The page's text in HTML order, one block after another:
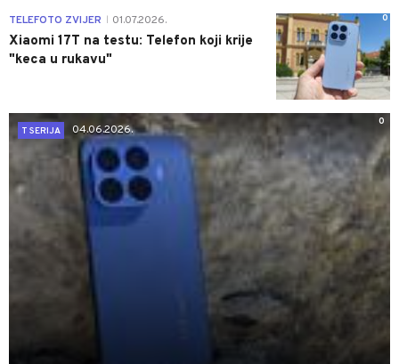
0
TELEFOTO ZVIJER 01.07.2026.
Xiaomi 17T na testu: Telefon koji krije
"keca u rukavu"
0
T SERIJA
04.06.2026.